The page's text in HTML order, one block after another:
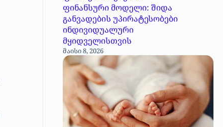
ფინანსური მოდელი: შიდა
განვადების უპირატესობები
ინდივიდუალური
მყიდველისთვის
მაისი 8, 2026